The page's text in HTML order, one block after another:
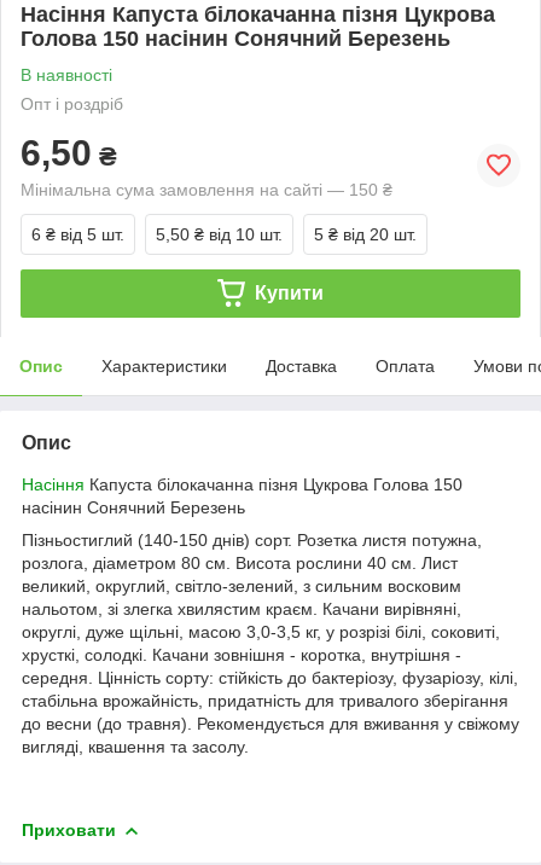
Насіння Капуста білокачанна пізня Цукрова
Голова 150 насінин Сонячний Березень
В наявності
Опт і роздріб
6,50 ₴
Мінімальна сума замовлення на сайті — 150 ₴
6 ₴ від 5 шт. 5,50 ₴ від 10 шт. 5 ₴ від 20 шт.
Купити
Опис Характеристики Доставка Оплата Умови
Опис
Насіння Капуста білокачанна пізня Цукрова Голова 150
насінин Сонячний Березень
Пізньостиглий (140-150 днів) сорт. Розетка листя потужна,
розлога, діаметром 80 см. Висота рослини 40 см. Лист
великий, округлий, світло-зелений, з сильним восковим
нальотом, зі злегка хвилястим краєм. Качани вирівняні,
округлі, дуже щільні, масою 3,0-3,5 кг, у розрізі білі, соковиті,
хрусткі, солодкі. Качани зовнішня - коротка, внутрішня -
середня. Цінність сорту: стійкість до бактеріозу, фузаріозу, кілі,
стабільна врожайність, придатність для тривалого зберігання
до весни (до травня). Рекомендується для вживання у свіжому
вигляді, квашення та засолу.
Приховати